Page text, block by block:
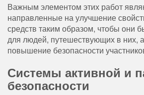
Важным элементом этих работ
направленные на улучшение
средств таким образом, чтобы они
для людей, путешествующих в них,
повышение безопасности
Системы активной и
безопасности